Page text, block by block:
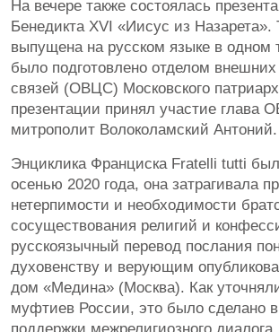
На вечере также состоялась
Бенедикта XVI «Иисус из Назарета».
выпущена на русском языке в одном
было подготовлено отделом
связей (ОВЦС) Московского
презентации принял участие глава
митрополит Волоколамский Антоний.
Энциклика Франциска Fratelli tutti
осенью 2020 года, она затрагивала
нетерпимости и необходимости
сосуществования религий и
русскоязычный перевод послания
духовенству и верующим
дом «Медина» (Москва). Как
муфтиев России, это было сделано в